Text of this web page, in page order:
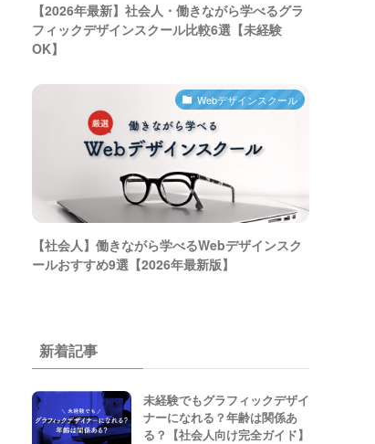
【2026年最新】社会人・働きながら学べるグラ
フィックデザインスクール比較6選【未経験
OK】
Webデザインスクール
【社会人】働きながら学べるWebデザインスク
ールおすすめ9選【2026年最新版】
新着記事
未経験でもグラフィックデザイ
ナーになれる？年齢は関係あ
る？【社会人向け完全ガイド】